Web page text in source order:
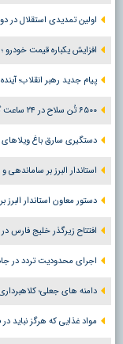
اولین تمدیدی استقلال
افزایش یکباره قیمت
پیام جدید رهبر انقلاب؛
۶۵۰۰ تُن سلاح در ۲۴ ساعت گذشته از آمریکا به اسرائیل ارسال شد
دستگیری سارق باغ ویلاهای کرج و
استاندار البرز بر
دستور معاون استاندار البرز برای واگذاری ۴۳۰۰
افتتاح زیرگذر خلیج فارس
اجرای محدودیت تردد در جاده
دامنه های جعلی؛
مواد غذایی که هرگز نباید